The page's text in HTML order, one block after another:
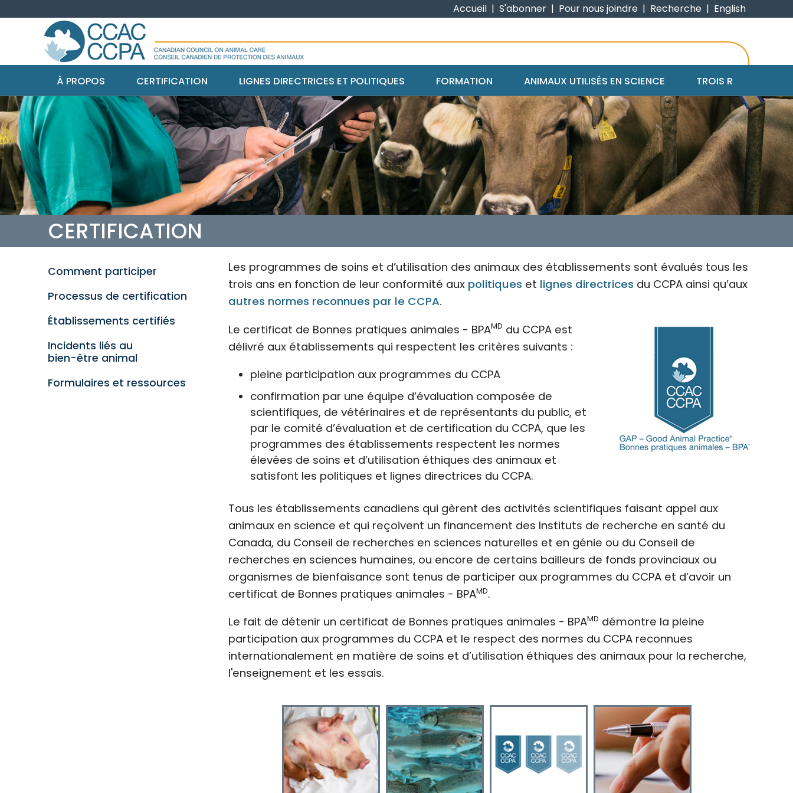
Accueil | S'abonner | Pour nous joindre | Recherche | English
À PROPOS CERTIFICATION LIGNES DIRECTRICES ET POLITIQUES FORMATION ANIMAUX UTILISÉS EN SCIENCE TROIS R
CERTIFICATION
Comment participer
Processus de certification
Établissements certifiés
Incidents liés au
bien-être animal
Formulaires et ressources
Les programmes de soins et d’utilisation des animaux des établissements sont évalués tous les
trois ans en fonction de leur conformité aux politiques et lignes directrices du CCPA ainsi qu’aux
autres normes reconnues par le CCPA.
Le certificat de Bonnes pratiques animales - BPAMD du CCPA est
délivré aux établissements qui respectent les critères suivants :
pleine participation aux programmes du CCPA
confirmation par une équipe d’évaluation composée de
scientifiques, de vétérinaires et de représentants du public, et
par le comité d’évaluation et de certification du CCPA, que les
programmes des établissements respectent les normes
élevées de soins et d’utilisation éthiques des animaux et
satisfont les politiques et lignes directrices du CCPA.
Tous les établissements canadiens qui gèrent des activités scientifiques faisant appel aux
animaux en science et qui reçoivent un financement des Instituts de recherche en santé du
Canada, du Conseil de recherches en sciences naturelles et en génie ou du Conseil de
recherches en sciences humaines, ou encore de certains bailleurs de fonds provinciaux ou
organismes de bienfaisance sont tenus de participer aux programmes du CCPA et d’avoir un
certificat de Bonnes pratiques animales - BPAMD.
Le fait de détenir un certificat de Bonnes pratiques animales - BPAMD démontre la pleine
participation aux programmes du CCPA et le respect des normes du CCPA reconnues
internationalement en matière de soins et d’utilisation éthiques des animaux pour la recherche,
l'enseignement et les essais.